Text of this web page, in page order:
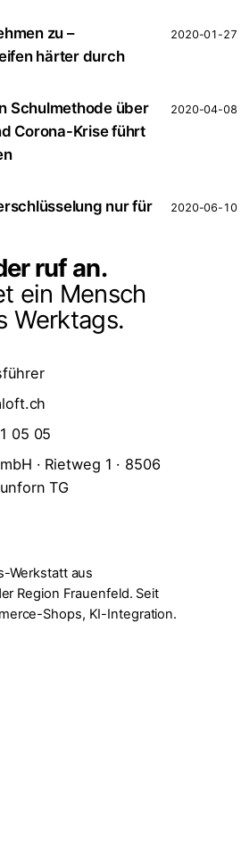
zu –
härter durch
2020-01-27
Schulmethode über
Corona-Krise führt
2020-04-08
nur für
2020-06-10
ruf an.
ein Mensch
Werktags.
05 05
· Rietweg 1 · 8506
TG
Werkstatt aus
Region Frauenfeld. Seit
Shops, KI-Integration.